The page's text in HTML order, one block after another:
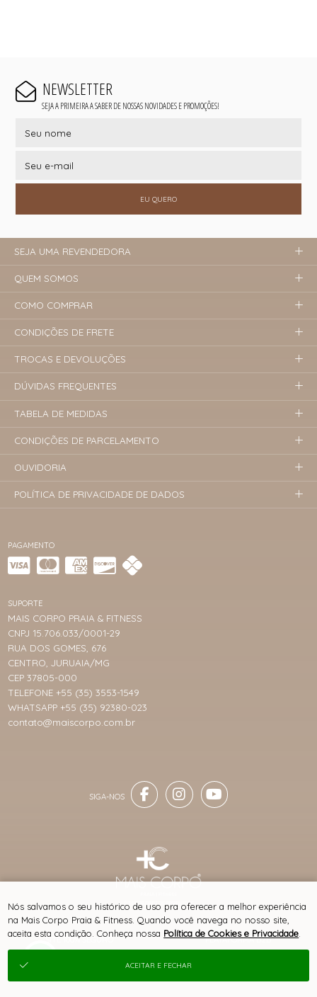
NEWSLETTER
SEJA A PRIMEIRA A SABER DE NOSSAS NOVIDADES E PROMOÇÕES!
EU QUERO
PAGAMENTO
SITE 100% SEGURO PLATAFORMA B2B
SUPORTE
MAIS CORPO PRAIA & FITNESS
CNPJ 15.706.033/0001-29
RUA DOS GOMES, 676
CENTRO, JURUAIA/MG
CEP 37805-000
TELEFONE +55 (35) 3553-1549
WHATSAPP +55 (35) 92380-023
contato@maiscorpo.com.br
SEJA UMA REVENDEDORA
QUEM SOMOS
COMO COMPRAR
CONDIÇÕES DE FRETE
TROCAS E DEVOLUÇÕES
DÚVIDAS FREQUENTES
TABELA DE MEDIDAS
CONDIÇÕES DE PARCELAMENTO
OUVIDORIA
POLÍTICA DE PRIVACIDADE DE DADOS
® TODOS DIREITOS RESERVADOS
Nós salvamos o seu histórico de uso pra oferecer a melhor experiência
na Mais Corpo Praia & Fitness. Quando você navega no nosso site,
aceita esta condição. Conheça nossa Política de Cookies e Privacidade
ACEITAR E FECHAR